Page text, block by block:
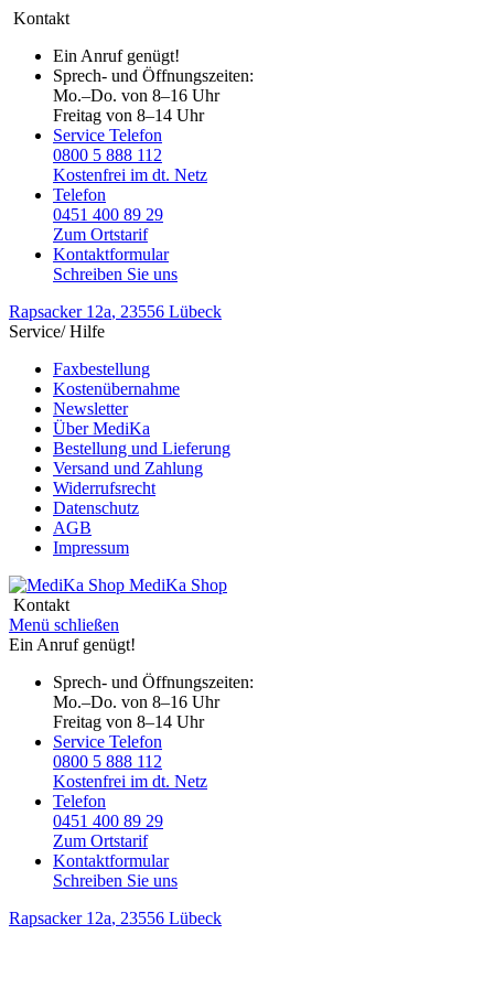
Kontakt
Ein Anruf genügt!
Sprech- und Öffnungszeiten:
Mo.–Do. von 8–16 Uhr
Freitag von 8–14 Uhr
Service Telefon
0800 5 888 112
Kostenfrei im dt. Netz
Telefon
0451 400 89 29
Zum Ortstarif
Kontaktformular
Schreiben Sie uns
Rapsacker 12a, 23556 Lübeck
Service/ Hilfe
Faxbestellung
Kostenübernahme
Newsletter
Über MediKa
Bestellung und Lieferung
Versand und Zahlung
Widerrufsrecht
Datenschutz
AGB
Impressum
MediKa Shop
Kontakt
Menü schließen
Ein Anruf genügt!
Sprech- und Öffnungszeiten:
Mo.–Do. von 8–16 Uhr
Freitag von 8–14 Uhr
Service Telefon
0800 5 888 112
Kostenfrei im dt. Netz
Telefon
0451 400 89 29
Zum Ortstarif
Kontaktformular
Schreiben Sie uns
Rapsacker 12a, 23556 Lübeck